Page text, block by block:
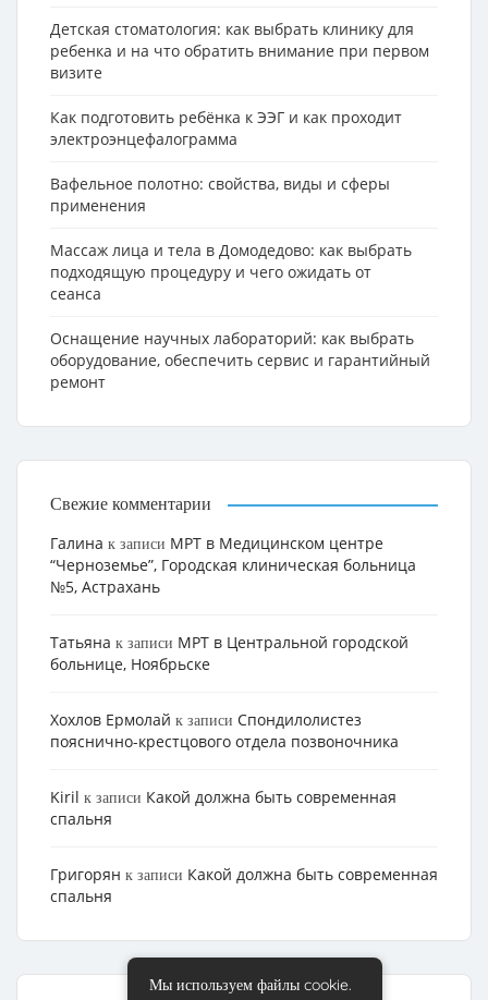
Детская стоматология: как выбрать клинику для
ребенка и на что обратить внимание при первом
визите
Как подготовить ребёнка к ЭЭГ и как проходит
электроэнцефалограмма
Вафельное полотно: свойства, виды и сферы
применения
Массаж лица и тела в Домодедово: как выбрать
подходящую процедуру и чего ожидать от
сеанса
Оснащение научных лабораторий: как выбрать
оборудование, обеспечить сервис и гарантийный
ремонт
Свежие комментарии
Галина к записи МРТ в Медицинском центре
“Черноземье”, Городская клиническая больница
№5, Астрахань
Татьяна к записи МРТ в Центральной городской
больнице, Ноябрьске
Хохлов Ермолай к записи Cпондилолистез
пояснично-крестцового отдела позвоночника
Kiril к записи Какой должна быть современная
спальня
Григорян к записи Какой должна быть современная
спальня
Мы используем файлы cookie.